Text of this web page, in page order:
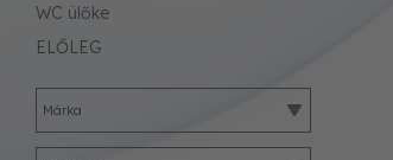
WC ülőke
ELŐLEG
Márka